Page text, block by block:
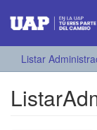
Listar